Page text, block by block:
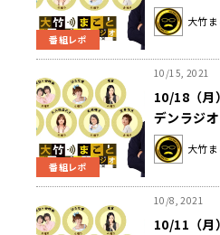
番組レポ
大竹
番組レポ
10/15, 2021
10/18（月
デンラジオ
大竹
10/8, 2021
10/11（月